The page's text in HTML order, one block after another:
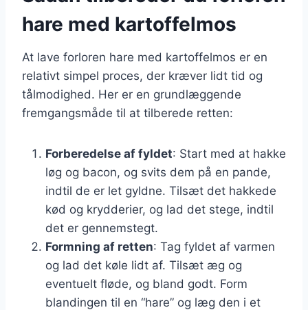
hare med kartoffelmos
At lave forloren hare med kartoffelmos er en
relativt simpel proces, der kræver lidt tid og
tålmodighed. Her er en grundlæggende
fremgangsmåde til at tilberede retten:
Forberedelse af fyldet: Start med at hakke
løg og bacon, og svits dem på en pande,
indtil de er let gyldne. Tilsæt det hakkede
kød og krydderier, og lad det stege, indtil
det er gennemstegt.
Formning af retten: Tag fyldet af varmen
og lad det køle lidt af. Tilsæt æg og
eventuelt fløde, og bland godt. Form
blandingen til en “hare” og læg den i et